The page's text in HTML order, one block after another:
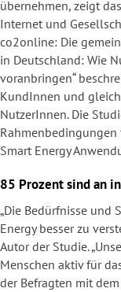
übernehmen, zeigt
Internet und
co2online: Die
in Deutschland: Wie
voranbringen“
KundInnen und
NutzerInnen. Die
Smart Energy
85 Prozent sind an
„Die Bedürfnisse und
Energy besser zu
Autor der Studie.
Menschen aktiv für
der Befragten mit